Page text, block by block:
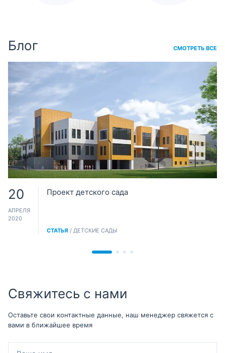
Блог СМОТРЕТЬ ВСЕ
20
АПРЕЛЯ
2020
Проект детского сада
СТАТЬЯ / ДЕТСКИЕ САДЫ
Свяжитесь с нами
Оставьте свои контактные данные, наш менеджер свяжется с
вами в ближайшее время